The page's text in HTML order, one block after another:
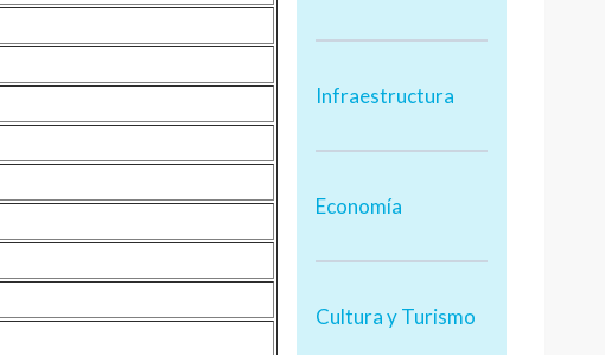
Infraestructura
Economía
Cultura y Turismo